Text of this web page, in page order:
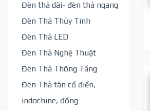
Đèn thả dài- đèn thả ngang
Đèn Thả Thủy Tinh
Đèn Thả LED
Đèn Thả Nghệ Thuật
Đèn Thả Thông Tầng
Đèn Thả tân cổ điển,
indochine, đồng